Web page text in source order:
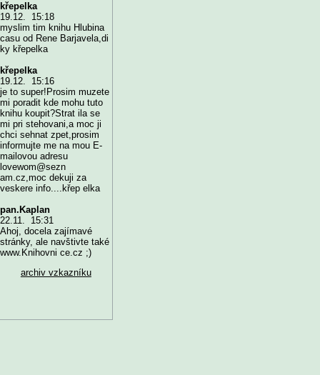
křepelka
19.12. 15:18
myslim tim knihu Hlubina
casu od Rene Barjavela,di
ky křepelka
křepelka
19.12. 15:16
je to super!Prosim muzete
mi poradit kde mohu tuto
knihu koupit?Strat ila se
mi pri stehovani,a moc ji
chci sehnat zpet,prosim
informujte me na mou E-
mailovou adresu
lovewom@sezn
am.cz,moc dekuji za
veskere info....křep elka
pan.Kaplan
22.11. 15:31
Ahoj, docela zajímavé
stránky, ale navštivte také
www.Knihovni ce.cz ;)
archiv vzkazníku